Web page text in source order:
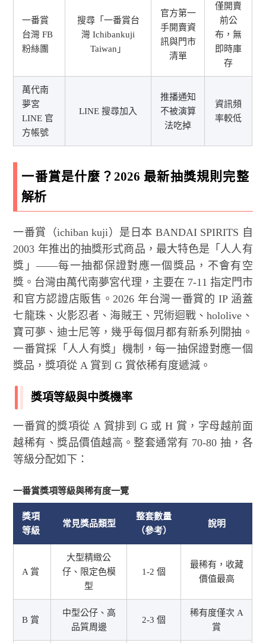
一番賞
台灣 FB
粉絲團
搜尋「一番賞台
灣 Ichibankuji
Taiwan」
官方第一
手開賣資
訊與門市
清單
僅開賣
前公
布，無
即時庫
存
萬代南
夢宮
LINE 官
方帳號
LINE 搜尋加入
推播通知
不被演算
法吃掉
資訊頻
率較低
一番賞是什麼？2026 最新抽獎規則完整
解析
一番賞（ichiban kuji）是日本 BANDAI SPIRITS 自
2003 年推出的抽獎形式商品，最大特色是「人人有
獎」——每一抽都保證對應一個獎品，不會有空
獎。台灣由萬代南夢宮代理，主要在 7-11 指定門市
和官方認證店販售。2026 年台灣一番賞的 IP 涵蓋
七龍珠、火影忍者、海賊王、咒術迴戰、hololive、
寶可夢、迪士尼等，幾乎每個月都有新系列開抽。
一番賞採「人人有獎」機制，每一抽保證對應一個
獎品，獎項從 A 賞到 G 賞依稀有度遞減。
獎項等級與中獎機率
一番賞的獎項從 A 賞排到 G 或 H 賞，字母越前面
越稀有、獎品價值越高。整套通常有 70-80 抽，各
等級分配如下：
一番賞獎項等級與稀有度一覽
獎項
等級
常見獎品類型
整套數量
（參考）
說明
A 賞
大型精緻公
仔、限定色模
型
1-2 個
最稀有，收藏
價值最高
B 賞
中型公仔、高
品質周邊
2-3 個
稀有度僅次 A
賞